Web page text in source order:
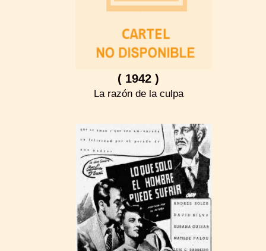
( 1942 )
La razón de la culpa